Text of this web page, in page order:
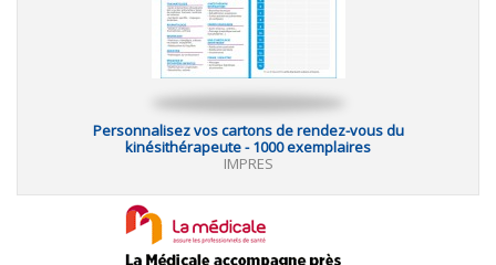
Personnalisez vos cartons de rendez-vous du
kinésithérapeute - 1000 exemplaires
IMPRES